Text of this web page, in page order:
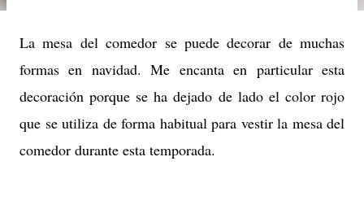
La mesa del comedor se puede decorar de muchas
formas en navidad. Me encanta en particular esta
decoración porque se ha dejado de lado el color rojo
que se utiliza de forma habitual para vestir la mesa del
comedor durante esta temporada.